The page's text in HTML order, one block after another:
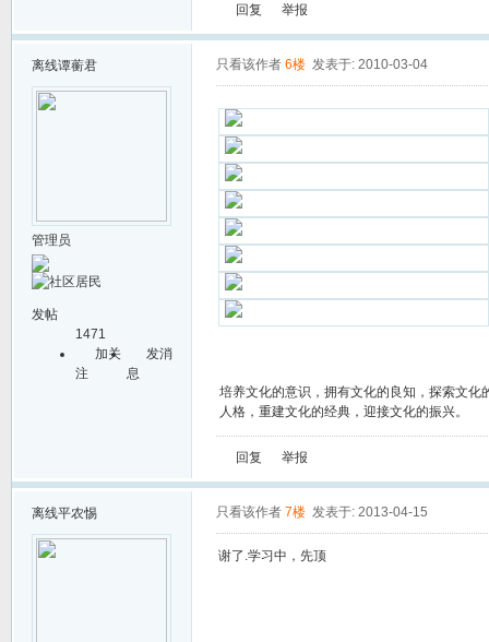
回复 举报
离线谭蘅君
管理员
发帖
1471
加关
注
发消
息
只看该作者 6楼 发表于: 2010-03-04
培养文化的意识，拥有文化的良知，探索文
人格，重建文化的经典，迎接文化的振兴。
回复 举报
离线平农惕 只看该作者 7楼 发表于: 2013-04-15
谢了.学习中，先顶